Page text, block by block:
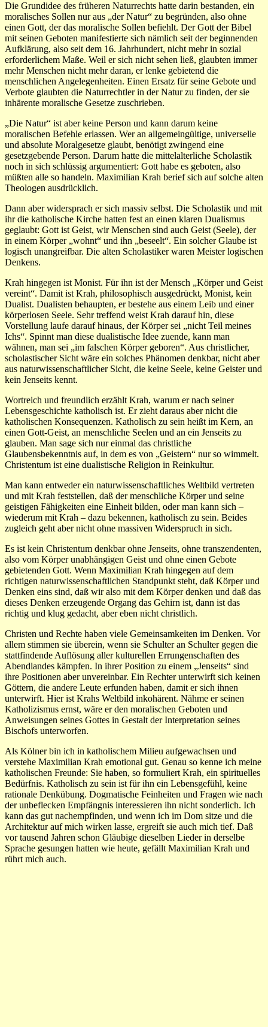
Die Grundidee des früheren Naturrechts hatte darin bestanden, ein
moralisches Sollen nur aus „der Natur“ zu begründen, also ohne
einen Gott, der das moralische Sollen befiehlt. Der Gott der Bibel
mit seinen Geboten manifestierte sich nämlich seit der beginnenden
Aufklärung, also seit dem 16. Jahrhundert, nicht mehr in sozial
erforderlichem Maße. Weil er sich nicht sehen ließ, glaubten immer
mehr Menschen nicht mehr daran, er lenke gebietend die
menschlichen Angelegenheiten. Einen Ersatz für seine Gebote und
Verbote glaubten die Naturrechtler in der Natur zu finden, der sie
inhärente moralische Gesetze zuschrieben.
„Die Natur“ ist aber keine Person und kann darum keine
moralischen Befehle erlassen. Wer an allgemeingültige, universelle
und absolute Moralgesetze glaubt, benötigt zwingend eine
gesetzgebende Person. Darum hatte die mittelalterliche Scholastik
noch in sich schlüssig argumentiert: Gott habe es geboten, also
müßten alle so handeln. Maximilian Krah berief sich auf solche alten
Theologen ausdrücklich.
Dann aber widersprach er sich massiv selbst. Die Scholastik und mit
ihr die katholische Kirche hatten fest an einen klaren Dualismus
geglaubt: Gott ist Geist, wir Menschen sind auch Geist (Seele), der
in einem Körper „wohnt“ und ihn „beseelt“. Ein solcher Glaube ist
logisch unangreifbar. Die alten Scholastiker waren Meister logischen
Denkens.
Krah hingegen ist Monist. Für ihn ist der Mensch „Körper und Geist
vereint“. Damit ist Krah, philosophisch ausgedrückt, Monist, kein
Dualist. Dualisten behaupten, er bestehe aus einem Leib und einer
körperlosen Seele. Sehr treffend weist Krah darauf hin, diese
Vorstellung laufe darauf hinaus, der Körper sei „nicht Teil meines
Ichs“. Spinnt man diese dualistische Idee zuende, kann man
wähnen, man sei „im falschen Körper geboren“. Aus christlicher,
scholastischer Sicht wäre ein solches Phänomen denkbar, nicht aber
aus naturwissenschaftlicher Sicht, die keine Seele, keine Geister und
kein Jenseits kennt.
Wortreich und freundlich erzählt Krah, warum er nach seiner
Lebensgeschichte katholisch ist. Er zieht daraus aber nicht die
katholischen Konsequenzen. Katholisch zu sein heißt im Kern, an
einen Gott-Geist, an menschliche Seelen und an ein Jenseits zu
glauben. Man sage sich nur einmal das christliche
Glaubensbekenntnis auf, in dem es von „Geistern“ nur so wimmelt.
Christentum ist eine dualistische Religion in Reinkultur.
Man kann entweder ein naturwissenschaftliches Weltbild vertreten
und mit Krah feststellen, daß der menschliche Körper und seine
geistigen Fähigkeiten eine Einheit bilden, oder man kann sich –
wiederum mit Krah – dazu bekennen, katholisch zu sein. Beides
zugleich geht aber nicht ohne massiven Widerspruch in sich.
Es ist kein Christentum denkbar ohne Jenseits, ohne transzendenten,
also vom Körper unabhängigen Geist und ohne einen Gebote
gebietenden Gott. Wenn Maximilian Krah hingegen auf dem
richtigen naturwissenschaftlichen Standpunkt steht, daß Körper und
Denken eins sind, daß wir also mit dem Körper denken und daß das
dieses Denken erzeugende Organg das Gehirn ist, dann ist das
richtig und klug gedacht, aber eben nicht christlich.
Christen und Rechte haben viele Gemeinsamkeiten im Denken. Vor
allem stimmen sie überein, wenn sie Schulter an Schulter gegen die
stattfindende Auflösung aller kulturellen Errungenschaften des
Abendlandes kämpfen. In ihrer Position zu einem „Jenseits“ sind
ihre Positionen aber unvereinbar. Ein Rechter unterwirft sich keinen
Göttern, die andere Leute erfunden haben, damit er sich ihnen
unterwirft. Hier ist Krahs Weltbild inkohärent. Nähme er seinen
Katholizismus ernst, wäre er den moralischen Geboten und
Anweisungen seines Gottes in Gestalt der Interpretation seines
Bischofs unterworfen.
Als Kölner bin ich in katholischem Milieu aufgewachsen und
verstehe Maximilian Krah emotional gut. Genau so kenne ich meine
katholischen Freunde: Sie haben, so formuliert Krah, ein spirituelles
Bedürfnis. Katholisch zu sein ist für ihn ein Lebensgefühl, keine
rationale Denkübung. Dogmatische Feinheiten und Fragen wie nach
der unbeflecken Empfängnis interessieren ihn nicht sonderlich. Ich
kann das gut nachempfinden, und wenn ich im Dom sitze und die
Architektur auf mich wirken lasse, ergreift sie auch mich tief. Daß
vor tausend Jahren schon Gläubige dieselben Lieder in derselbe
Sprache gesungen hatten wie heute, gefällt Maximilian Krah und
rührt mich auch.